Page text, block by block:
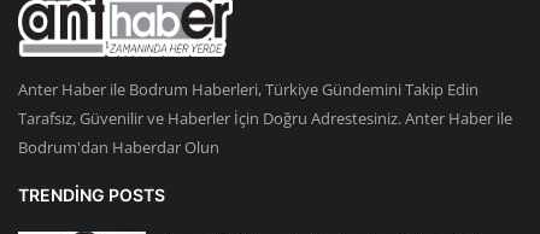
Anter Haber ile Bodrum Haberleri, Türkiye Gündemini Takip Edin
Tarafsız, Güvenilir ve Haberler İçin Doğru Adrestesiniz. Anter Haber ile
Bodrum'dan Haberdar Olun
TRENDING POSTS